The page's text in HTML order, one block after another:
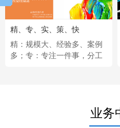
精、专、实、策、快
精：规模大、经验多、案例
多；专：专注一件事，分工
业务